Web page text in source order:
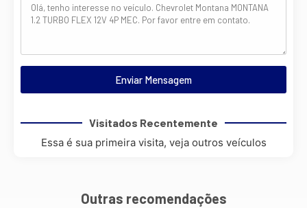
Enviar Mensagem
Visitados Recentemente
Essa é sua primeira visita, veja outros veículos
Outras recomendações